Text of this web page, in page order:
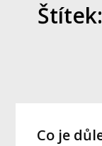
Co je